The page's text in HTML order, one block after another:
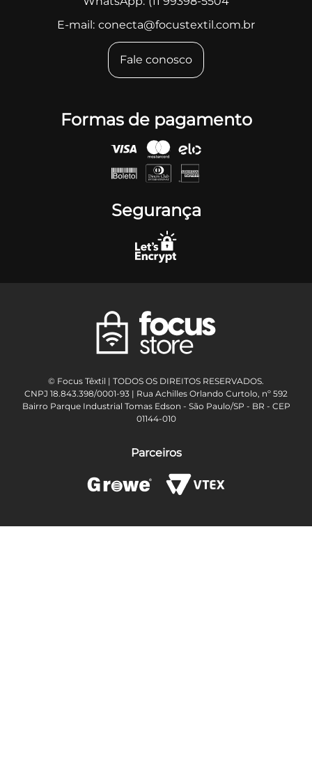
E-mail: conecta@focustextil.com.br
Fale conosco
Formas de pagamento
Segurança
© Focus Têxtil | TODOS OS DIREITOS RESERVADOS.
CNPJ 18.843.398/0001-93 | Rua Achilles Orlando Curtolo, nº 592
Bairro Parque Industrial Tomas Edson - São Paulo/SP - BR - CEP
01144-010
Parceiros